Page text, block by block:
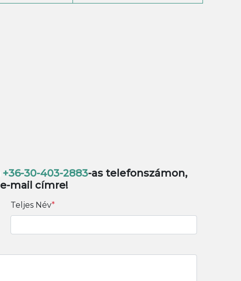
+36-30-403-2883-as telefonszámon,
e-mail címre!
Teljes Név*